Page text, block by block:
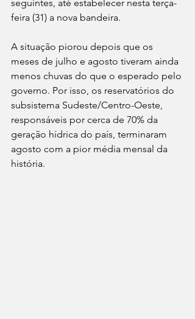
seguintes, até estabelecer nesta terça-
feira (31) a nova bandeira.
A situação piorou depois que os
meses de julho e agosto tiveram ainda
menos chuvas do que o esperado pelo
governo. Por isso, os reservatórios do
subsistema Sudeste/Centro-Oeste,
responsáveis por cerca de 70% da
geração hídrica do país, terminaram
agosto com a pior média mensal da
história.